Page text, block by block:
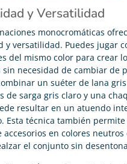
y Versatilidad
monocromáticas
y versatilidad. Puedes jugar
del mismo color para crear
necesidad de cambiar de
un suéter de lana
de sarga gris claro y una
resultar en un atuendo
Esta técnica también
accesorios en colores
el conjunto sin